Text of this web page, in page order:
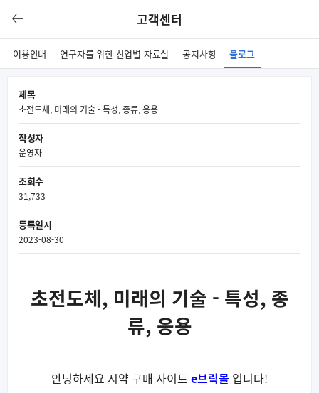
고객센터
이용안내 연구자를 위한 산업별 자료실 공지사항 블로그
제목
초전도체, 미래의 기술 - 특성, 종류, 응용
작성자
운영자
조회수
31,733
등록일시
2023-08-30
초전도체, 미래의 기술 - 특성, 종
류, 응용
안녕하세요 시약 구매 사이트 e브릭몰 입니다!